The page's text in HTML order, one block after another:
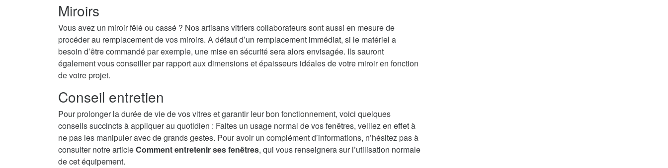
Miroirs
Vous avez un miroir fêlé ou cassé ? Nos artisans vitriers collaborateurs sont aussi en mesure de
procéder au remplacement de vos miroirs. A défaut d’un remplacement immédiat, si le matériel a
besoin d’être commandé par exemple, une mise en sécurité sera alors envisagée. Ils sauront
également vous conseiller par rapport aux dimensions et épaisseurs idéales de votre miroir en fonction
de votre projet.
Conseil entretien
Pour prolonger la durée de vie de vos vitres et garantir leur bon fonctionnement, voici quelques
conseils succincts à appliquer au quotidien : Faites un usage normal de vos fenêtres, veillez en effet à
ne pas les manipuler avec de grands gestes. Pour avoir un complément d’informations, n’hésitez pas à
consulter notre articleComment entretenir ses fenêtres, qui vous renseignera sur l’utilisation normale
de cet équipement.